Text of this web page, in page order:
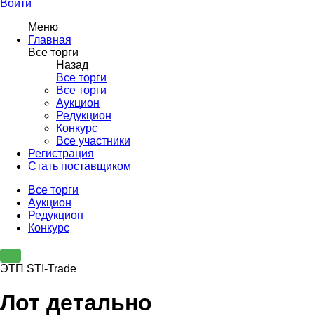
Войти
Меню
Главная
Все торги
Назад
Все торги
Все торги
Аукцион
Редукцион
Конкурс
Все участники
Регистрация
Стать поставщиком
Все торги
Аукцион
Редукцион
Конкурс
ЭТП STI-Trade
Лот детально